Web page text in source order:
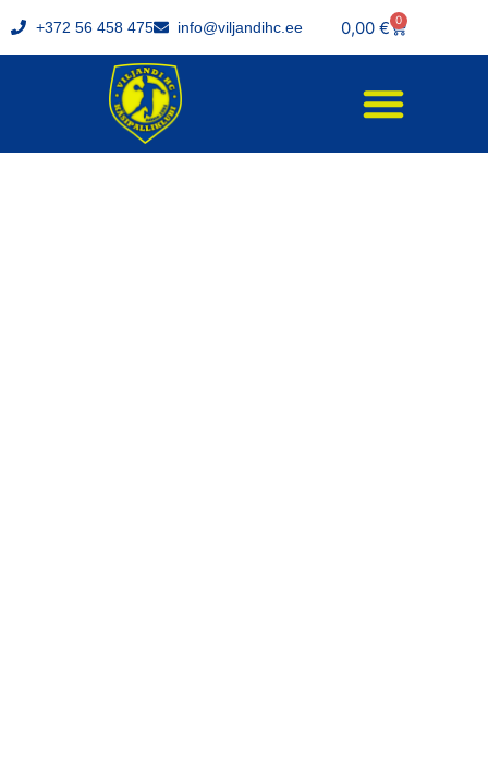
+372 56 458 475 info@viljandihc.ee 0,00 € 0